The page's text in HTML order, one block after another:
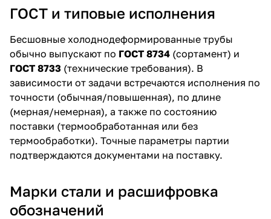
ГОСТ и типовые исполнения
Бесшовные холоднодеформированные трубы
обычно выпускают по ГОСТ 8734 (сортамент) и
ГОСТ 8733 (технические требования). В
зависимости от задачи встречаются исполнения по
точности (обычная/повышенная), по длине
(мерная/немерная), а также по состоянию
поставки (термообработанная или без
термообработки). Точные параметры партии
подтверждаются документами на поставку.
Марки стали и расшифровка
обозначений